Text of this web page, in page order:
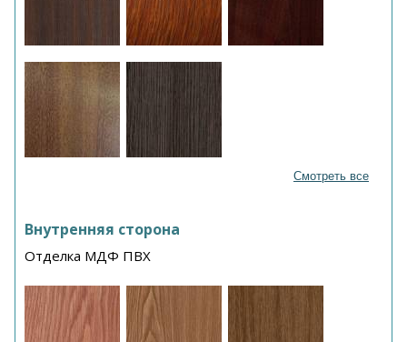
Смотреть все
Внутренняя сторона
Отделка МДФ ПВХ